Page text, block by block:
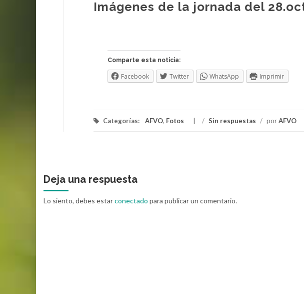
Imágenes de la jornada del
Comparte esta noticia:
Facebook Twitter WhatsApp Imprimir
Categorías: AFVO, Fotos / Sin respuestas / porAFVO
Deja una respuesta
Lo siento, debes estarconectado para publicar un comentario.